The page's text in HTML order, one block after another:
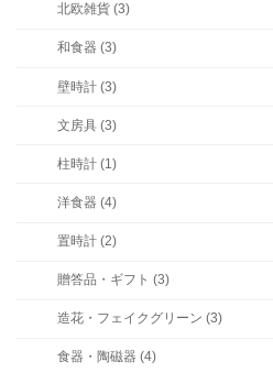
北欧雑貨 (3)
和食器 (3)
壁時計 (3)
文房具 (3)
柱時計 (1)
洋食器 (4)
置時計 (2)
贈答品・ギフト (3)
造花・フェイクグリーン (3)
食器・陶磁器 (4)